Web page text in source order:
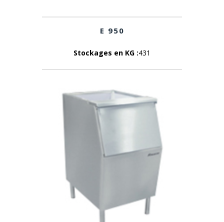
E 950
Stockages en KG :431